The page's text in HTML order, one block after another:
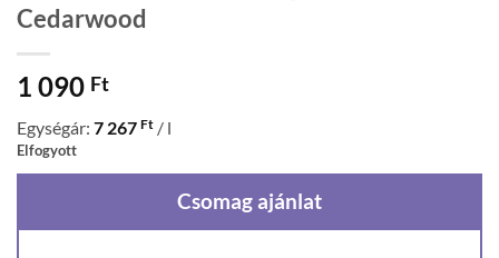
Cedarwood
1 090 Ft
Egységár: 7 267 Ft / l
Elfogyott
Csomag ajánlat